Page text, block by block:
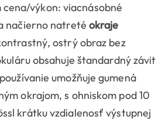
výkon: viacnásobné
načierno natreté okraje
ostrý obraz bez
obsahuje štandardný závit
umožňuje gumená
okrajom, s ohniskom pod 10
krátku vzdialenosť výstupnej